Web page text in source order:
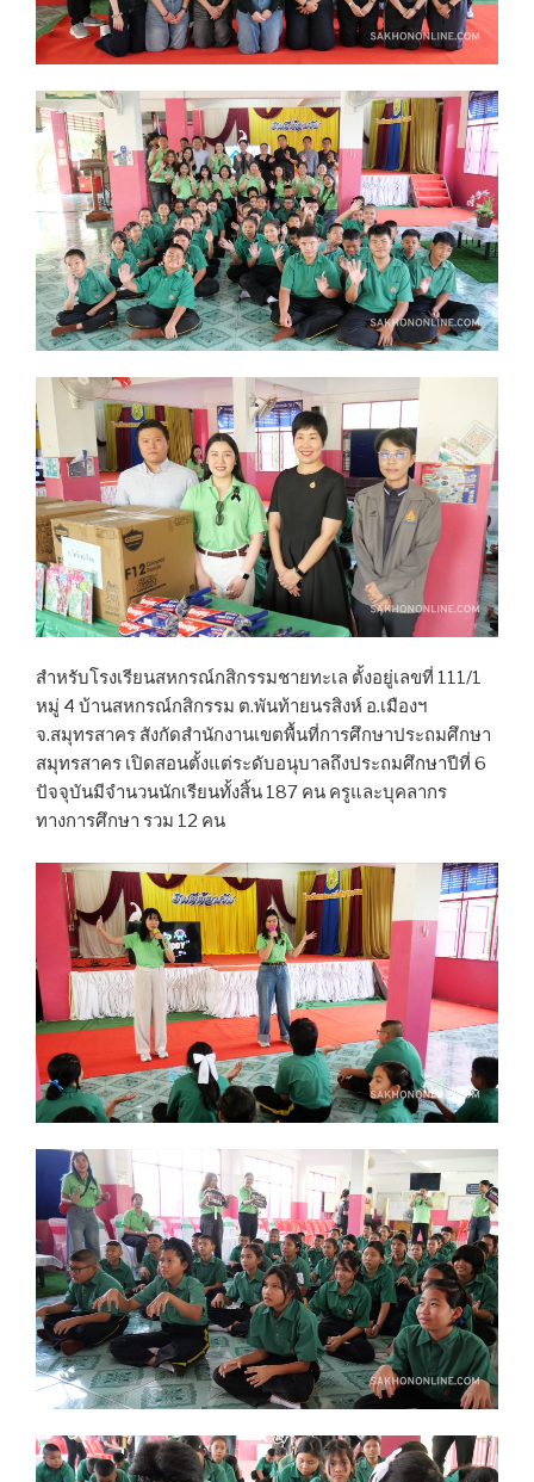
สำหรับโรงเรียนสหกรณ์กสิกรรมชายทะเล ตั้งอยู่เลขที่ 111/1
หมู่ 4 บ้านสหกรณ์กสิกรรม ต.พันท้ายนรสิงห์ อ.เมืองฯ
จ.สมุทรสาคร สังกัดสำนักงานเขตพื้นที่การศึกษาประถมศึกษา
สมุทรสาคร เปิดสอนตั้งแต่ระดับอนุบาลถึงประถมศึกษาปีที่ 6
ปัจจุบันมีจำนวนนักเรียนทั้งสิ้น 187 คน ครูและบุคลากร
ทางการศึกษา รวม 12 คน